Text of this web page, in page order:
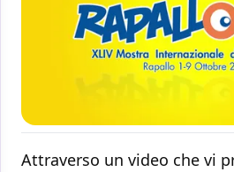
Attraverso un video che vi